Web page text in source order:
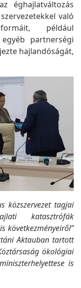
éghajlatváltozás
való
például
partnerségi
hajlandóságát,
közszervezet tagjai
katasztrófák
következményeiről”
Aktauban tartott
ökológiai
is